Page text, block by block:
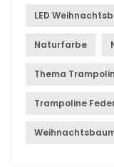
LED
Naturfarbe
Thema Trampolin
Trampoline